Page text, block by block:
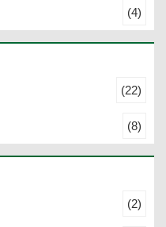
(4)
(22)
(8)
(2)